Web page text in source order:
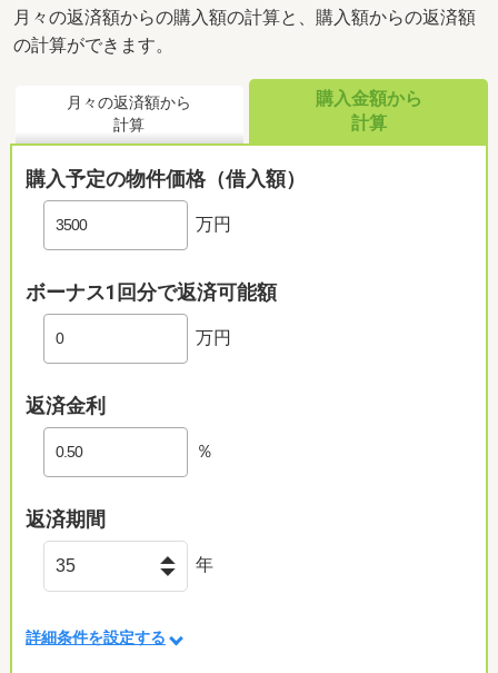
月々の返済額からの購入額の計算と、購入額からの返済額
の計算ができます。
月々の返済額から
計算
購入金額から
計算
購入予定の物件価格（借入額）
万円
ボーナス1回分で返済可能額
万円
返済金利
％
返済期間
年
詳細条件を設定する